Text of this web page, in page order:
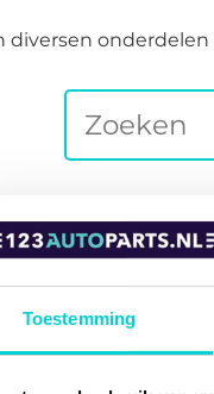
Toestemming
diversen